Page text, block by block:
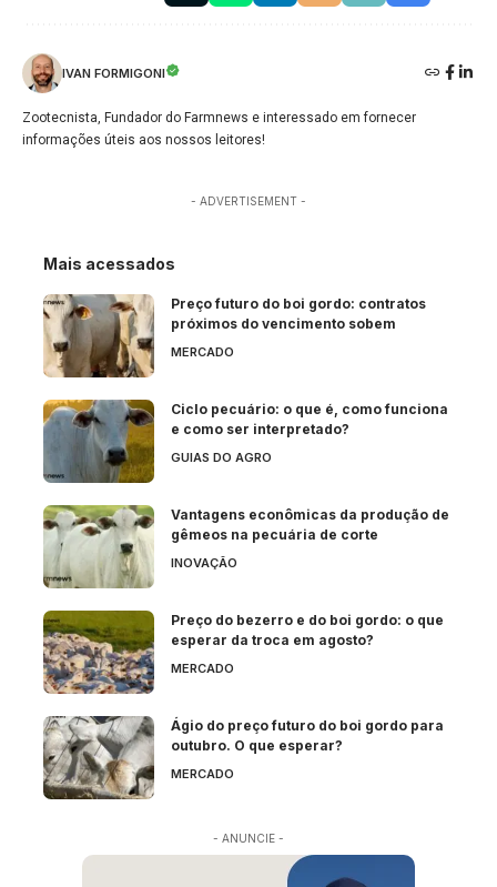
IVAN FORMIGONI
Zootecnista, Fundador do Farmnews e interessado em fornecer
informações úteis aos nossos leitores!
- ADVERTISEMENT -
Mais acessados
Preço futuro do boi gordo: contratos
próximos do vencimento sobem
MERCADO
Ciclo pecuário: o que é, como funciona
e como ser interpretado?
GUIAS DO AGRO
Vantagens econômicas da produção de
gêmeos na pecuária de corte
INOVAÇÃO
Preço do bezerro e do boi gordo: o que
esperar da troca em agosto?
MERCADO
Ágio do preço futuro do boi gordo para
outubro. O que esperar?
MERCADO
- ANUNCIE -